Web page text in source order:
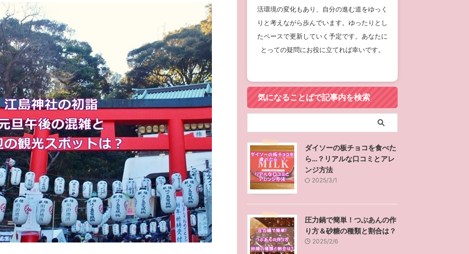
活環境の変化もあり、自分の進む道をゆっく
りと考えながら歩んでいます。ゆったりとし
たペースで更新していく予定です。あなたに
とっての疑問にお役に立てれば幸いです。
気になることばで記事内を検索
ダイソーの板チョコを食べた
ら…？リアルな口コミとアレ
ンジ方法
2025/3/1
圧力鍋で簡単！つぶあんの作
り方＆砂糖の種類と割合は？
2025/2/6